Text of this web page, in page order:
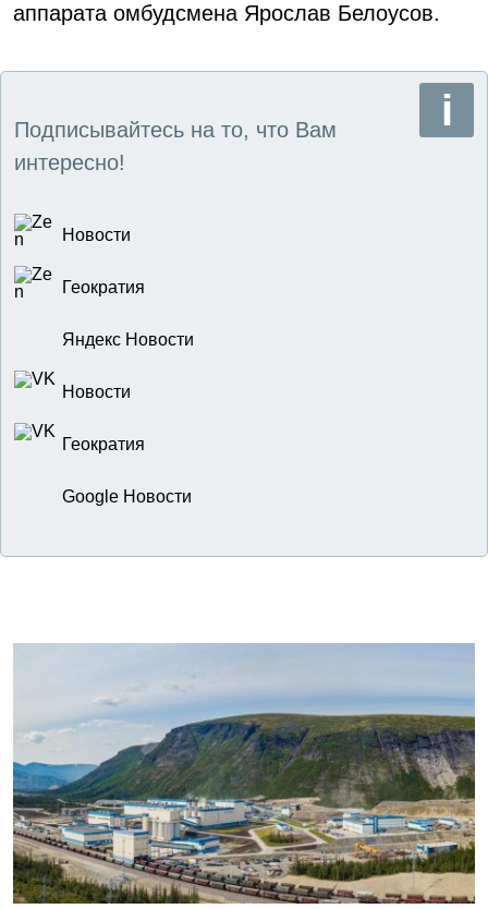
аппарата омбудсмена Ярослав Белоусов.
Подписывайтесь на то, что Вам
интересно!
Новости
Геократия
Яндекс Новости
Новости
Геократия
Google Новости